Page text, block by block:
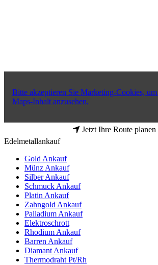
Bitte akzeptieren Sie Marketing-Cookies,
Maps-Inhalt anzusehen.
Jetzt Ihre Route planen
Edelmetallankauf
Gold Ankauf
Münz Ankauf
Silber Ankauf
Schmuck Ankauf
Platin Ankauf
Zahngold Ankauf
Palladium Ankauf
Elektroschrott
Rhodium Ankauf
Barren Ankauf
Diamant Ankauf
Thermodraht Pt/Rh